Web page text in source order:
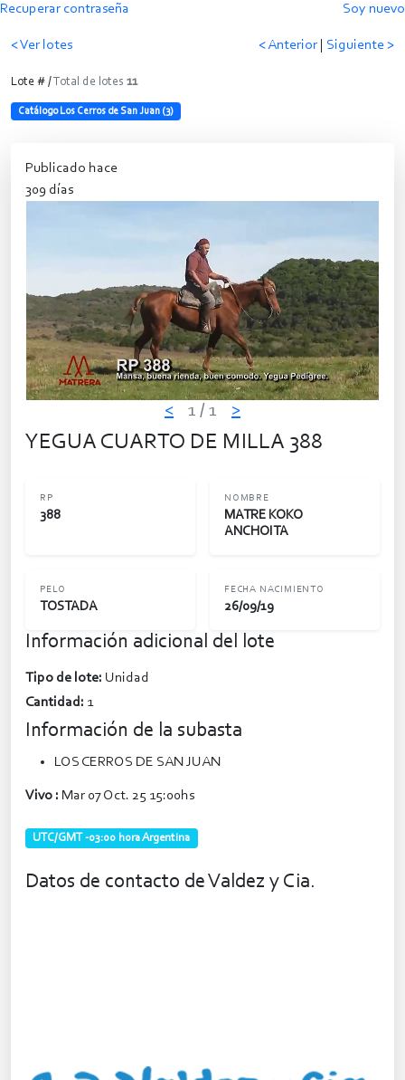
Recuperar contraseña Soy nuevo
< Ver lotes < Anterior Siguiente >
Lote # /Total de lotes 11
Catálogo Los Cerros de San Juan (3)
Publicado hace
309 días
< 1 / 1 >
YEGUA CUARTO DE MILLA 388
RP
388
NOMBRE
MATRE KOKO
ANCHOITA
PELO
TOSTADA
FECHA NACIMIENTO
26/09/19
Información adicional del lote
Tipo de lote: Unidad
Cantidad: 1
Información de la subasta
LOS CERROS DE SAN JUAN
Vivo : Mar 07 Oct. 25 15:00hs
UTC/GMT -03:00 hora Argentina
Datos de contacto de Valdez y Cia.